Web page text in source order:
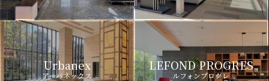
Urbanex
アーバネックス
LEFOND PROGRES
ルフォンプログレ